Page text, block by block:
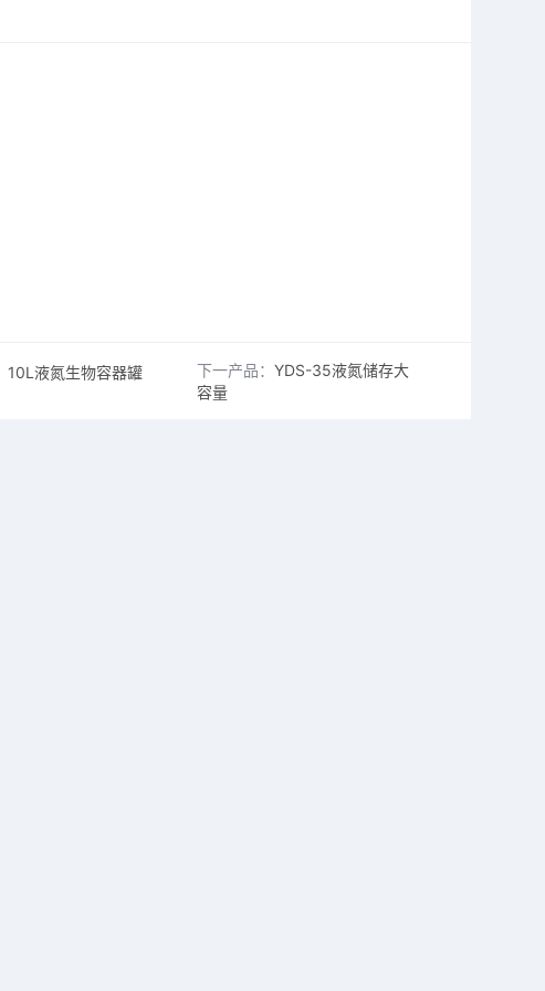
10L液氮生物容器罐
下一产品：YDS-35液氮储存大
容量